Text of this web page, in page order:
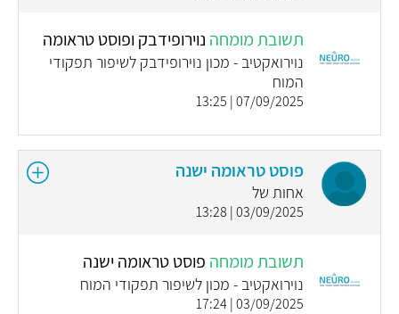
תשובת מומחה נוירופידבק ופוסט טראומה
נוירואקטיב - מכון נוירופידבק לשיפור תפקודי
המוח
07/09/2025 | 13:25
פוסט טראומה ישנה
אחות של
03/09/2025 | 13:28
תשובת מומחה פוסט טראומה ישנה
נוירואקטיב - מכון לשיפור תפקודי המוח
03/09/2025 | 17:24